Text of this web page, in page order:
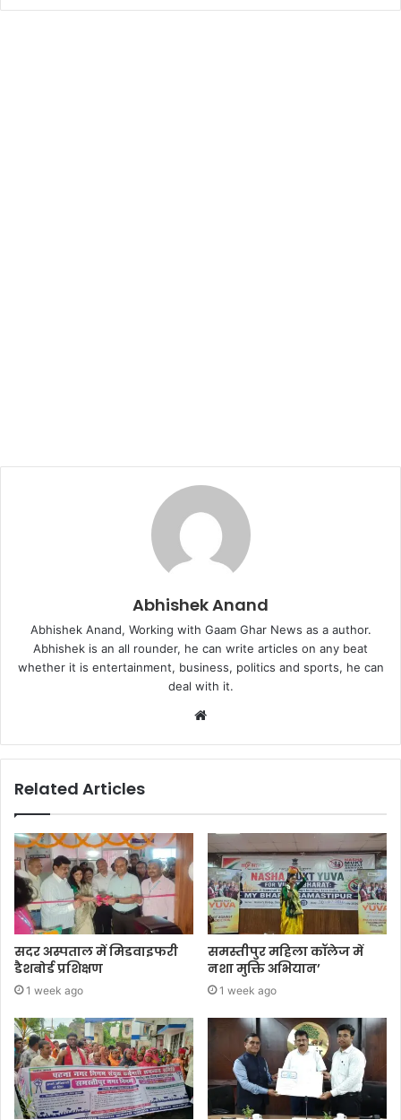
Abhishek Anand
Abhishek Anand, Working with Gaam Ghar News as a author.
Abhishek is an all rounder, he can write articles on any beat
whether it is entertainment, business, politics and sports, he can
deal with it.
Website
Related Articles
सदर अस्पताल में मिडवाइफरी
डैशबोर्ड प्रशिक्षण
1 week ago
समस्तीपुर महिला कॉलेज में
नशा मुक्ति अभियान’
1 week ago